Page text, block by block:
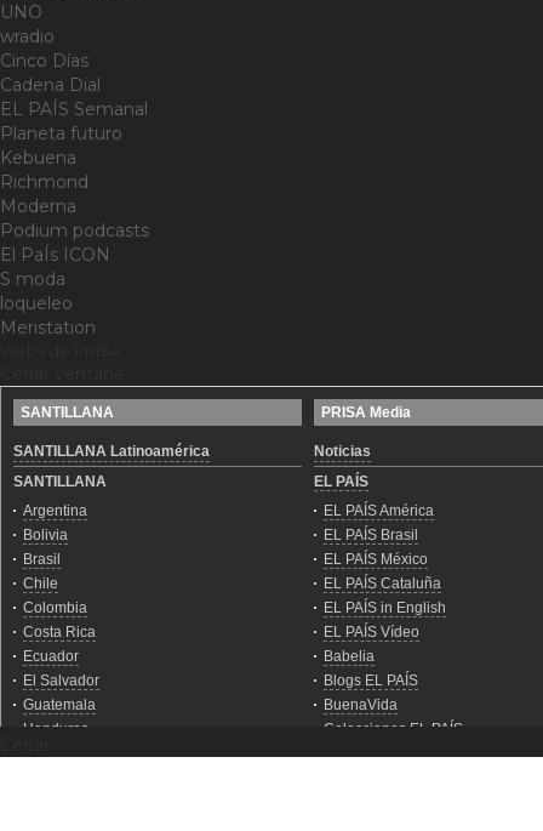
UNO
wradio
Cinco Días
Cadena Dial
EL PAÍS Semanal
Planeta futuro
Kebuena
Richmond
Moderna
Podium podcasts
El PaÍs ICON
S moda
loqueleo
Meristation